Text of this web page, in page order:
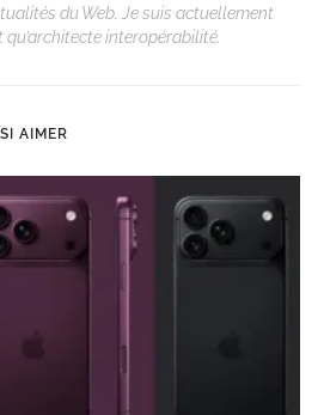
du Web. Je suis actuellement
interopérabilité.
AIMER